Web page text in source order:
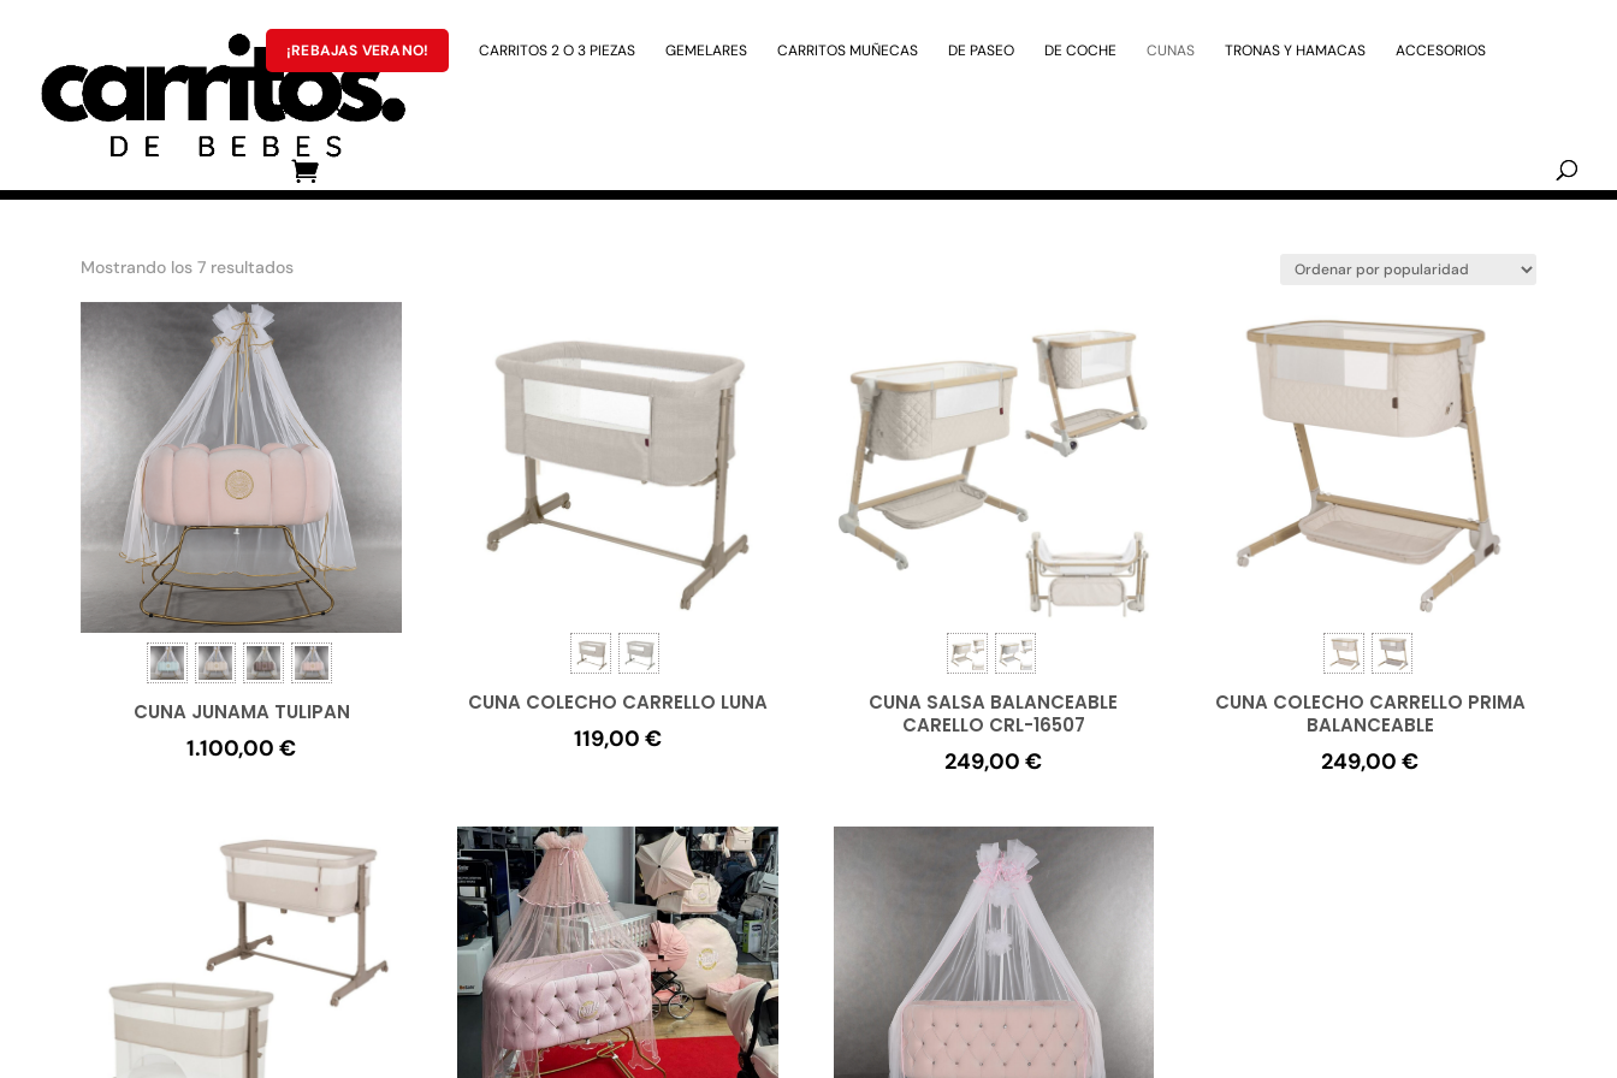
¡REBAJAS VERANO! CARRITOS 2 O 3 PIEZAS GEMELARES CARRITOS MUÑECAS DE PASEO DE COCHE CUNAS TRONAS Y HAMACAS ACCESORIOS
MARCAS
productos
¡Los descuentos se aplican automáticamente al finalizar tu compra!
Mostrando los 7 resultadosOrdenado
CUNA JUNAMA TULIPAN
1.100,00€
CUNA COLECHO CARRELLO LUNA
119,00 €
CUNA SALSA BALANCEABLE
CARELLO CRL-16507
249,00€
CUNA COLECHO CARRELLO PRIMA
BALANCEABLE
249,00€